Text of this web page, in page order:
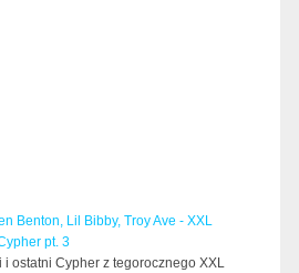
Benton, Lil Bibby, Troy Ave - XXL
pt. 3
i ostatni Cypher z tegorocznego XXL